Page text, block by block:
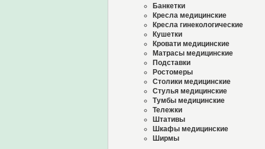
Банкетки
Кресла медицинские
Кресла гинекологические
Кушетки
Кровати медицинские
Матрасы медицинские
Подставки
Ростомеры
Столики медицинские
Стулья медицинские
Тумбы медицинские
Тележки
Штативы
Шкафы медицинские
Ширмы